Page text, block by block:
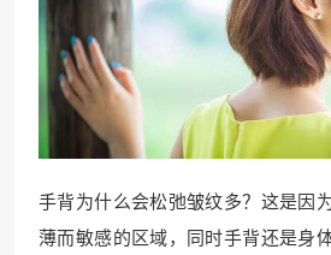
手背为什么会松弛皱纹多？这是因
薄而敏感的区域，同时手背还是身